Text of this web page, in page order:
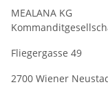
MEALANA KG
Fliegergasse 49
2700 Wiener